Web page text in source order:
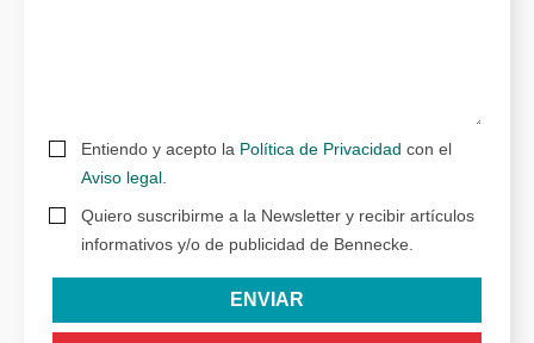
Entiendo y acepto la Política de Privacidad con el
Aviso legal
Quiero suscribirme a la Newsletter y recibir artículos
informativos y/o de publicidad de Bennecke.
ENVIAR